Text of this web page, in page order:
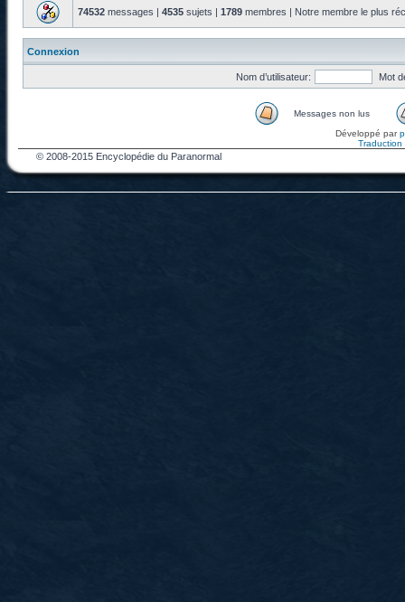
74532 messages | 4535 sujets | 1789 membres | Notre membre le plus
Connexion
Nom d’utilisateur: Mot
Messages non lus
Développé par
Traduction
© 2008-2015 Encyclopédie du Paranormal